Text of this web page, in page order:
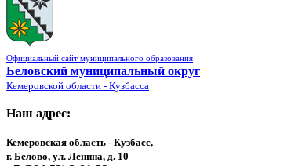
Официальный сайт муниципального образования
Беловский муниципальный округ
Кемеровской области - Кузбасса
Наш адрес:
Кемеровская область - Кузбасс,
г. Белово, ул. Ленина, д. 10